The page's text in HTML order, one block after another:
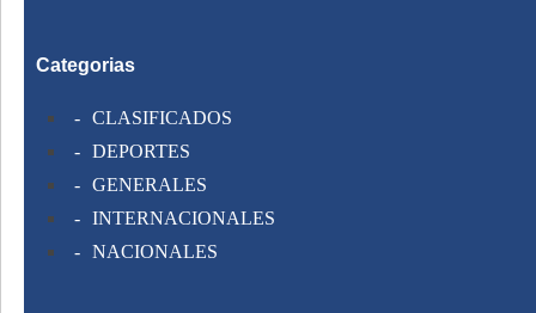
Categorias
CLASIFICADOS
DEPORTES
GENERALES
INTERNACIONALES
NACIONALES